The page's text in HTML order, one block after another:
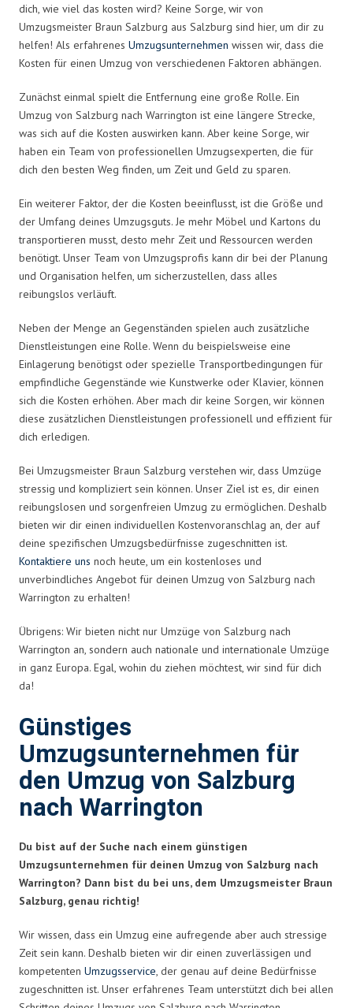
dich, wie viel das kosten wird? Keine Sorge, wir von
Umzugsmeister Braun Salzburg aus Salzburg sind hier, um dir zu
helfen! Als erfahrenes Umzugsunternehmen wissen wir, dass die
Kosten für einen Umzug von verschiedenen Faktoren abhängen.
Zunächst einmal spielt die Entfernung eine große Rolle. Ein
Umzug von Salzburg nach Warrington ist eine längere Strecke,
was sich auf die Kosten auswirken kann. Aber keine Sorge, wir
haben ein Team von professionellen Umzugsexperten, die für
dich den besten Weg finden, um Zeit und Geld zu sparen.
Ein weiterer Faktor, der die Kosten beeinflusst, ist die Größe und
der Umfang deines Umzugsguts. Je mehr Möbel und Kartons du
transportieren musst, desto mehr Zeit und Ressourcen werden
benötigt. Unser Team von Umzugsprofis kann dir bei der Planung
und Organisation helfen, um sicherzustellen, dass alles
reibungslos verläuft.
Neben der Menge an Gegenständen spielen auch zusätzliche
Dienstleistungen eine Rolle. Wenn du beispielsweise eine
Einlagerung benötigst oder spezielle Transportbedingungen für
empfindliche Gegenstände wie Kunstwerke oder Klavier, können
sich die Kosten erhöhen. Aber mach dir keine Sorgen, wir können
diese zusätzlichen Dienstleistungen professionell und effizient für
dich erledigen.
Bei Umzugsmeister Braun Salzburg verstehen wir, dass Umzüge
stressig und kompliziert sein können. Unser Ziel ist es, dir einen
reibungslosen und sorgenfreien Umzug zu ermöglichen. Deshalb
bieten wir dir einen individuellen Kostenvoranschlag an, der auf
deine spezifischen Umzugsbedürfnisse zugeschnitten ist.
Kontaktiere uns noch heute, um ein kostenloses und
unverbindliches Angebot für deinen Umzug von Salzburg nach
Warrington zu erhalten!
Übrigens: Wir bieten nicht nur Umzüge von Salzburg nach
Warrington an, sondern auch nationale und internationale Umzüge
in ganz Europa. Egal, wohin du ziehen möchtest, wir sind für dich
da!
Günstiges
Umzugsunternehmen für
den Umzug von Salzburg
nach Warrington
Du bist auf der Suche nach einem günstigen
Umzugsunternehmen für deinen Umzug von Salzburg nach
Warrington? Dann bist du bei uns, dem Umzugsmeister Braun
Salzburg, genau richtig!
Wir wissen, dass ein Umzug eine aufregende aber auch stressige
Zeit sein kann. Deshalb bieten wir dir einen zuverlässigen und
kompetenten Umzugsservice, der genau auf deine Bedürfnisse
zugeschnitten ist. Unser erfahrenes Team unterstützt dich bei allen